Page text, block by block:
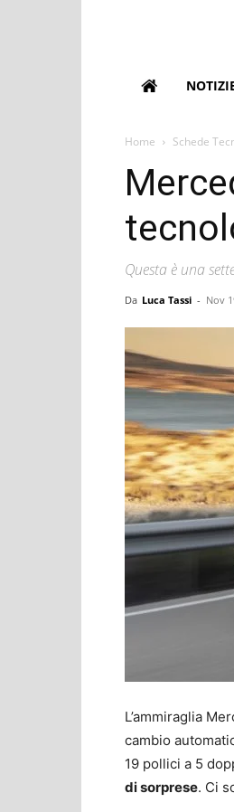
Home Schede
Questa è una
Da Luca Tassi - Nov
L’ammiraglia
cambio
19 pollici a 5
di sorprese. Ci